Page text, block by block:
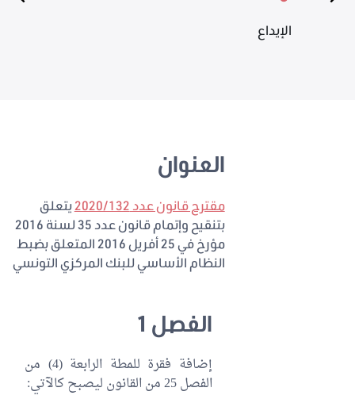
الإيداع
العنوان
مقترح قانون عدد 2020/132
يتعلق
بتنقيح وإتمام قانون عدد 35 لسنة 2016
مؤرخ في 25 أفريل 2016 المتعلق بضبط
النظام الأساسي للبنك المركزي التونسي
الفصل 1
إضافة فقرة للمطة الرابعة (4) من
الفصل 25 من القانون ليصبح كالآتي: